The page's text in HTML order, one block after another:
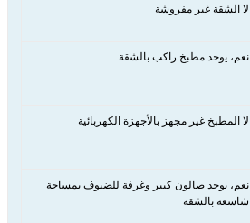
لا الشقة غير مفروشة
نعم، يوجد مطبخ راكب بالشقة
لا المطبخ غير مجهز بالأجهزة الكهربائية
نعم، يوجد صالون كبير وغرفة للضيوف بمساحة
شاسعة بالشقة